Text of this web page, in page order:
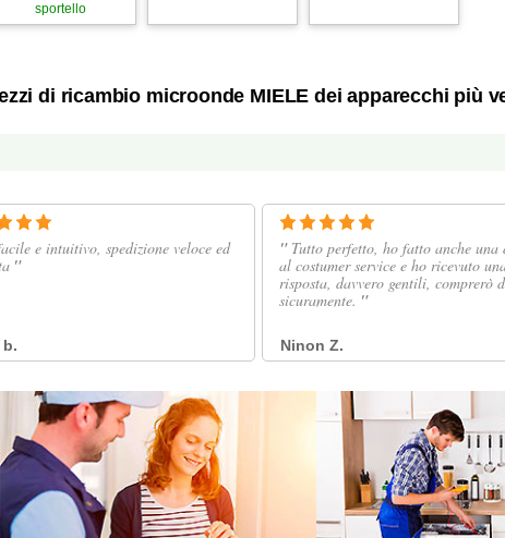
sportello
di ricambio microonde MIELE dei apparecchi più